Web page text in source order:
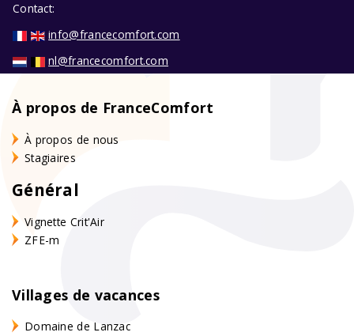
Contact:
info@francecomfort.com
nl@francecomfort.com
À propos de FranceComfort
À propos de nous
Stagiaires
Général
Vignette Crit'Air
ZFE-m
Villages de vacances
Domaine de Lanzac